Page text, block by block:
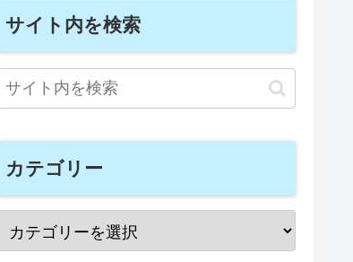
サイト内を検索
カテゴリー